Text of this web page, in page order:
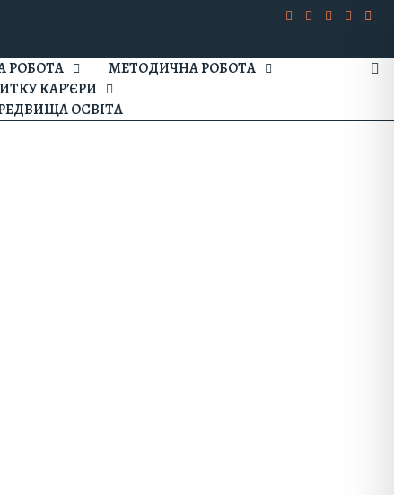
РОБОТА
МЕТОДИЧНА РОБОТА
КАР’ЄРИ
ОСВІТА